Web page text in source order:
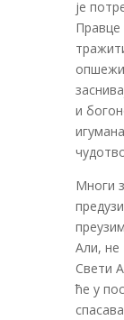
је
и
Многи
Али, не
Свети
ће у